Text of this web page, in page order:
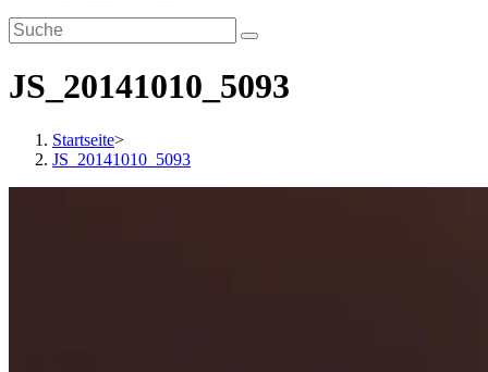
JS_20141010_5093
Startseite>
JS_20141010_5093